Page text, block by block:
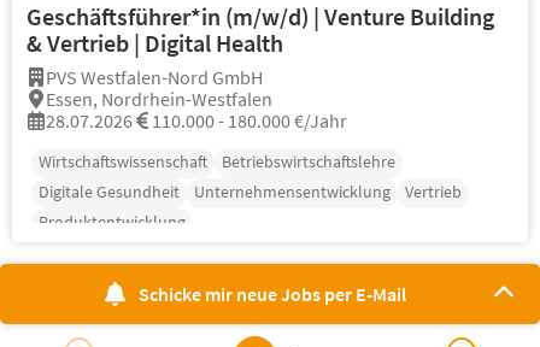
Geschäftsführer*in (m/w/d) | Venture Building
& Vertrieb | Digital Health
PVS Westfalen-Nord GmbH
Essen, Nordrhein-Westfalen
28.07.2026
110.000 - 180.000 €/Jahr
Wirtschaftswissenschaft
Betriebswirtschaftslehre
Digitale Gesundheit
Unternehmensentwicklung
Vertrieb
Produktentwicklung
Schicke mir neue Jobs per E-Mail